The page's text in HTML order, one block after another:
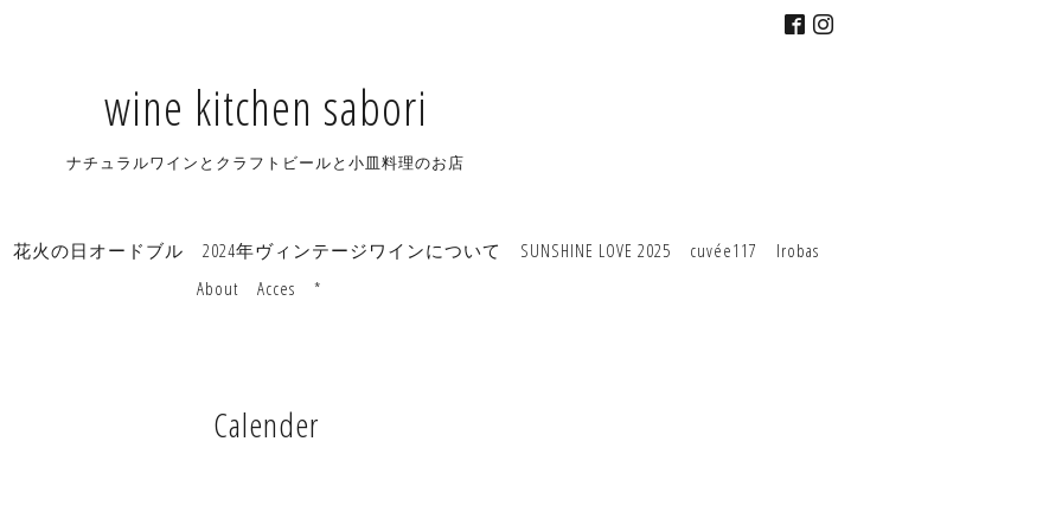
wine kitchen sabori
ナチュラルワインとクラフトビールと小皿料理のお店
花火の日オードブル 2024年ヴィンテージワインについて SUNSHINE LOVE 2025 cuvée117
Irobas
About
Acces *
Calender